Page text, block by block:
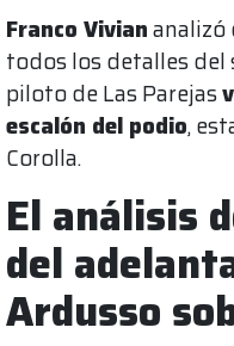
Franco Viviananalizó
todos los detalles del
piloto de Las Parejas
escalón del podio,
Corolla.
El análisis
del
Ardusso